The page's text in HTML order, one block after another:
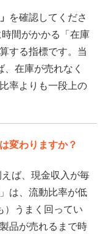
を確認してくださ
間がかかる「在庫
する指標です。当
在庫が売れなく
率よりも一段上の
変わりますか？
ば、現金収入が毎
は、流動比率が低
）うまく回ってい
品が売れるまで時